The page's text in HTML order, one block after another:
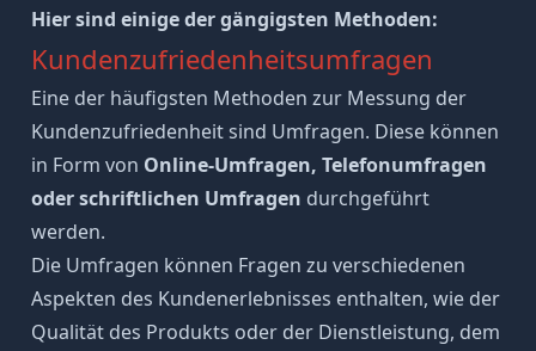
Hier sind einige der gängigsten Methoden:
Kundenzufriedenheitsumfragen
Eine der häufigsten Methoden zur Messung der
Kundenzufriedenheit sind Umfragen. Diese können
in Form von Online-Umfragen, Telefonumfragen
oder schriftlichen Umfragen durchgeführt
werden.
Die Umfragen können Fragen zu verschiedenen
Aspekten des Kundenerlebnisses enthalten, wie der
Qualität des Produkts oder der Dienstleistung, dem